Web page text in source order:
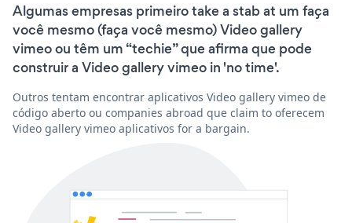
Algumas empresas primeiro take a stab at um faça
você mesmo (faça você mesmo) Video gallery
vimeo ou têm um “techie” que afirma que pode
construir a Video gallery vimeo in 'no time'.
Outros tentam encontrar aplicativos Video gallery vimeo de
código aberto ou companies abroad que claim to oferecem
Video gallery vimeo aplicativos for a bargain.